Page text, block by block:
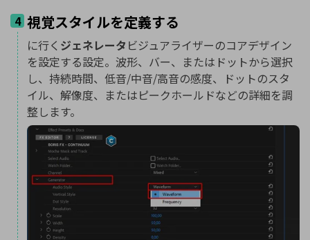
4 視覚スタイルを定義する
に行く ジェネレータ ビジュアライザーのコアデザイン
を設定する設定。波形、バー、またはドットから選択
し、持続時間、低音/中音/高音の感度、ドットのスタ
イル、解像度、またはピークホールドなどの詳細を調
整します。